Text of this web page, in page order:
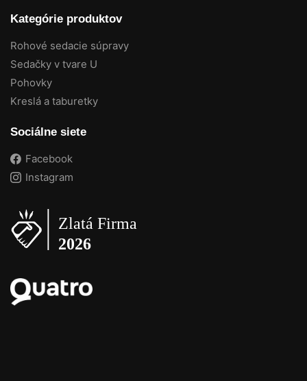
Kategórie produktov
Rohové sedacie súpravy
Sedačky v tvare U
Pohovky
Kreslá a taburetky
Sociálne siete
Facebook
Instagram